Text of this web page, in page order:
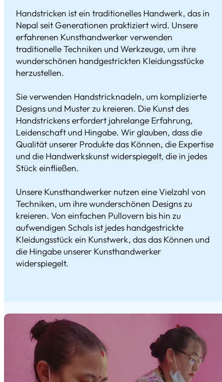
Handstricken ist ein traditionelles Handwerk, das in
Nepal seit Generationen praktiziert wird. Unsere
erfahrenen Kunsthandwerker verwenden
traditionelle Techniken und Werkzeuge, um ihre
wunderschönen handgestrickten Kleidungsstücke
herzustellen.
Sie verwenden Handstricknadeln, um komplizierte
Designs und Muster zu kreieren. Die Kunst des
Handstrickens erfordert jahrelange Erfahrung,
Leidenschaft und Hingabe. Wir glauben, dass die
Qualität unserer Produkte das Können, die Expertise
und die Handwerkskunst widerspiegelt, die in jedes
Stück einfließen.
Unsere Kunsthandwerker nutzen eine Vielzahl von
Techniken, um ihre wunderschönen Designs zu
kreieren. Von einfachen Pullovern bis hin zu
aufwendigen Schals ist jedes handgestrickte
Kleidungsstück ein Kunstwerk, das das Können und
die Hingabe unserer Kunsthandwerker
widerspiegelt.